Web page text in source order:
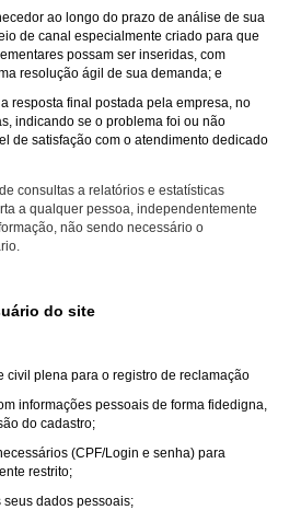
ao longo do prazo de análise de sua
de canal especialmente criado para que
possam ser inseridas, com
resolução ágil de sua demanda; e
resposta final postada pela empresa, no
indicando se o problema foi ou não
de satisfação com o atendimento dedicado
consultas a relatórios e estatísticas
a qualquer pessoa, independentemente
não sendo necessário o
do site
civil plena para o registro de reclamação
informações pessoais de forma fidedigna,
do cadastro;
(CPF/Login e senha) para
restrito;
dados pessoais;